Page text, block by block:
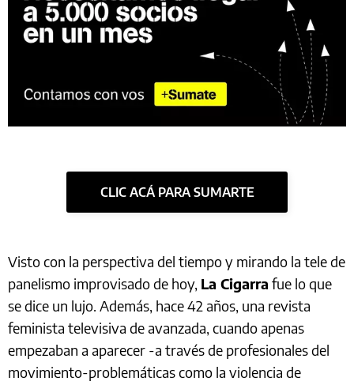
CLIC ACÁ PARA SUMARTE
Visto con la perspectiva del tiempo y mirando la tele de
panelismo improvisado de hoy, La Cigarra fue lo que
se dice un lujo. Además, hace 42 años, una revista
feminista televisiva de avanzada, cuando apenas
empezaban a aparecer -a través de profesionales del
movimiento-problemáticas como la violencia de